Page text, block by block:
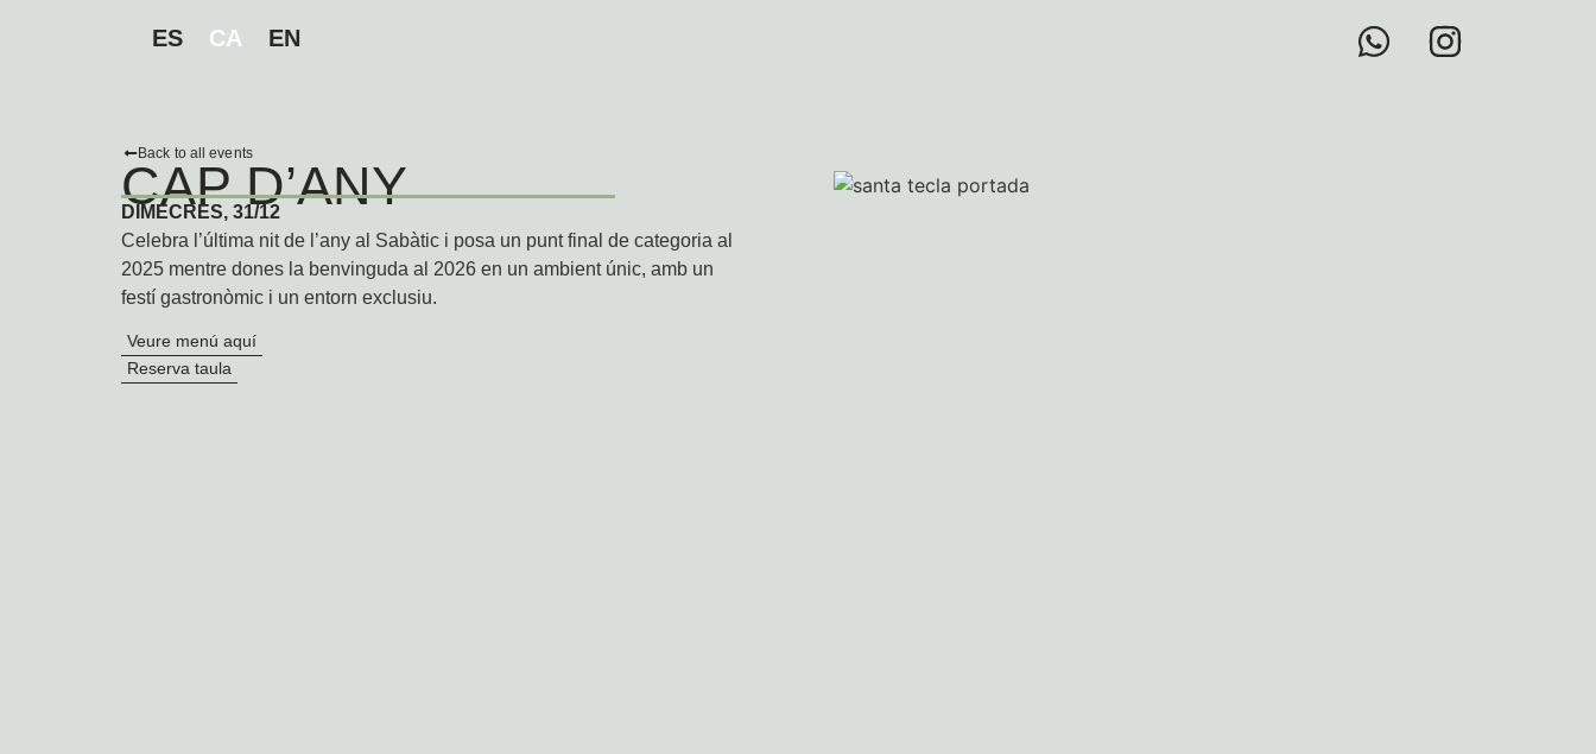
ES CA EN
Back to all events
CAP D’ANY
DIMECRES, 31/12
Celebra l’última nit de l’any al Sabàtic i posa un punt final de categoria al
2025 mentre dones la benvinguda al 2026 en un ambient únic, amb un
festí gastronòmic i un entorn exclusiu.
Veure menú aquí
Reserva taula